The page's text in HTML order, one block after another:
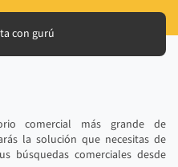
con gurú
comercial más grande de
la solución que necesitas de
búsquedas comerciales desde